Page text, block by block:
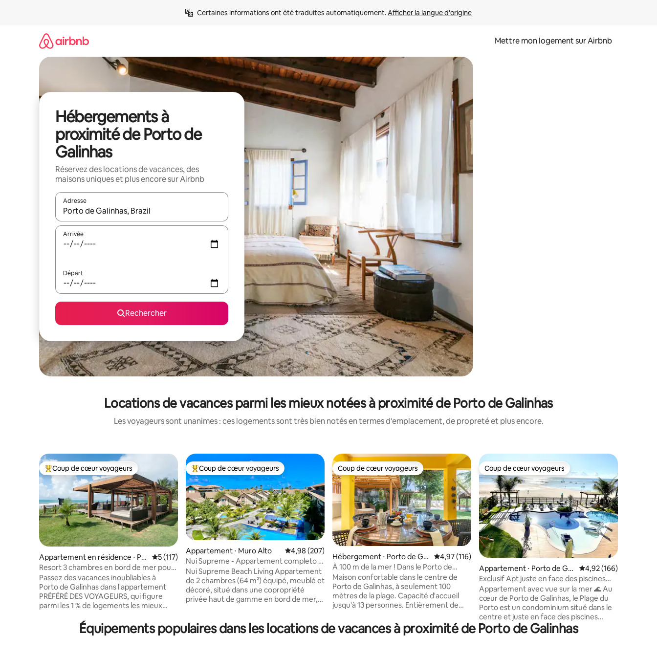
Certaines informations ont été traduites automatiquement. Afficher la langue d'origine
Mettre mon logement sur Airbnb
Hébergements à
proximité de Porto de
Galinhas
Réservez des locations de vacances, des
maisons uniques et plus encore sur Airbnb
Adresse
Lorsque les résultats s'affichent, utilisez les flèches vers le haut et vers le bas pour les parcourir ou en appuyant et en faisant glisser.
Arrivée
Départ
Rechercher
Locations de vacances parmi les mieux notées à proximité de Porto de Galinhas
Les voyageurs sont unanimes : ces logements sont très bien notés en termes d'emplacement, de propreté et plus encore.
Coups de cœur voyageurs les plus appréciés
Coup de cœur voyageurs
Appartement en résidence ⋅ Po
rto de Galinhas
Évaluation moyenne sur la base de 117 commentaires : 5 sur 5
5 (117)
Resort 3 chambres en bord de mer pour
les familles, classé dans le top 1 %
Passez des vacances inoubliables à
Porto de Galinhas dans l'appartement
PRÉFÉRÉ DES VOYAGEURS, qui figure
parmi les 1 % de logements les mieux
dans une copropriété de villégiature en
bord de mer, offrant un confort de haut
Coups de cœur voyageurs les plus appréciés
Coup de cœur voyageurs
Appartement ⋅ Muro Alto Évaluation moyenne sur la base de 207 commentaires : 4,98 sur 5
4,98 (207)
Nui Supreme - Appartement completo -
Muro Alto
Nui Supreme Beach Living Appartement
de 2 chambres (64 m²) équipé, meublé et
décoré, situé dans une copropriété
privée haut de gamme en bord de mer,
Confortable pour 7 personnes,
l'appartement offre la plus belle vue et la
Coup de cœur voyageurs
Coup de cœur voyageurs
Hébergement ⋅ Porto de Gali
nhas
Évaluation moyenne sur la base de 116 commentaires : 4,97 sur 5
4,97 (116)
À 100 m de la mer ! Dans le Porto de
Galinhas !
Maison confortable dans le centre de
Porto de Galinhas, à seulement 100
mètres de la plage. Capacité d'accueil
jusqu'à 13 personnes. Entièrement de
les familles avec enfants et les
personnes âgées. Elle dispose de vastes
Coup de cœur voyageurs
Coup de cœur voyageurs
Appartement ⋅ Porto de Gali
nhas
Évaluation moyenne
4,92 (166)
Exclusif Apt juste en face des piscines
naturelles
Appartement avec vue sur la mer 🌊 Au
cœur de Porto de Galinhas, le Plage du
Porto est un condominium situé dans le
centre et juste en face des piscines
naturelles. La copropriété propose une
piscine extérieure, un barbecue, une aire
Équipements populaires dans les locations de vacances à proximité de Porto de Galinhas